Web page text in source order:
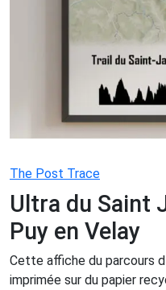
The Post Trace
Ultra du Saint
Puy en Velay
Cette affiche du parcours
imprimée sur du papier